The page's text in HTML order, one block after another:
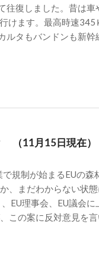
往復しました。昔は車
けます。最高時速345
ルタもバンドンも新幹
（11月15日現在）
規制が始まるEUの森
、まだわからない状
EU理事会、EU議会に
この案に反対意見を